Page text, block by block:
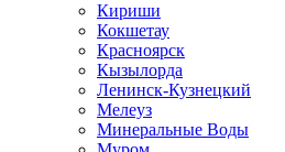
Кириши
Кокшетау
Красноярск
Кызылорда
Ленинск-Кузнецкий
Мелеуз
Минеральные Воды